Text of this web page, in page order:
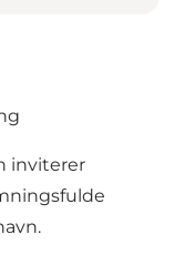
inviterer